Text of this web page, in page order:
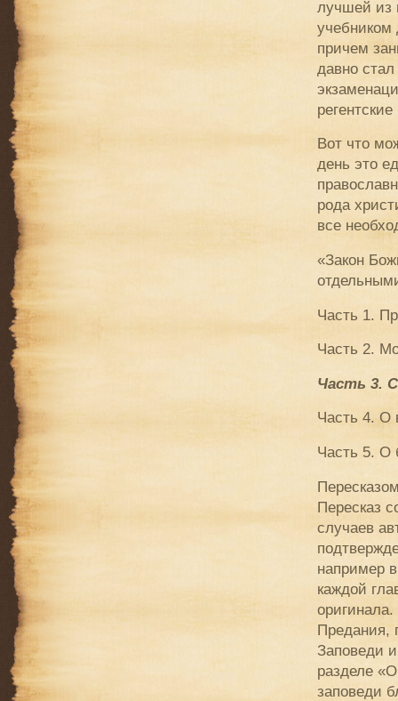
лучшей из
учебником
причем
давно
Вот что
день это
рода
все
«Закон
Часть 1.
Часть 2.
Часть 3.
Часть 4. О
Часть 5. О
Пересказ
случаев
например
каждой
Предания,
Заповеди
разделе
заповеди